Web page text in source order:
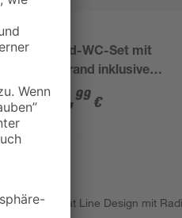
Stand-WC-Set mit
Spülrand inklusive
WC-Sitz und
Spülkasten weiß
99 ,99 €
Noa Flat Line Design mit